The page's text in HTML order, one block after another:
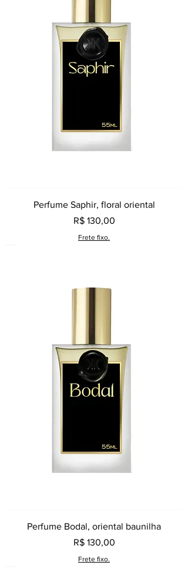
Perfume Saphir, floral oriental
Preço
R$ 130,00
Frete fixo.
Perfume Bodal, oriental baunilha
Preço
R$ 130,00
Frete fixo.